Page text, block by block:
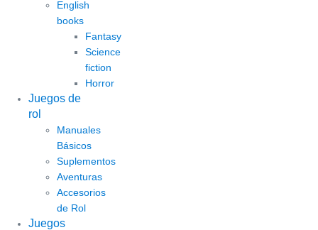
English
books
Fantasy
Science
fiction
Horror
Juegos de
rol
Manuales
Básicos
Suplementos
Aventuras
Accesorios
de Rol
Juegos